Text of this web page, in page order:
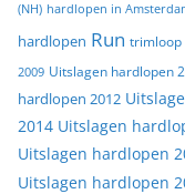
(NH) hardlopen in
hardlopen Run trimloop
2009 Uitslagen hardlopen
hardlopen 2012
2014 Uitslagen
Uitslagen hardlopen
Uitslagen hardlopen